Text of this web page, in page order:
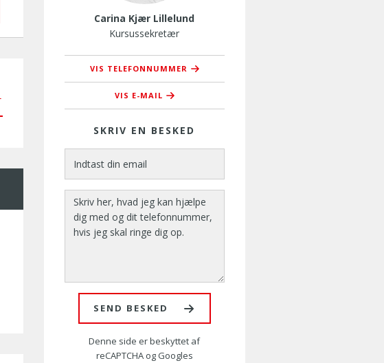
Carina Kjær Lillelund
Kursussekretær
VIS TELEFONNUMMER
76 37 37 44
VIS E-MAIL
ckl@amusyd.dk
SKRIV EN BESKED
SEND BESKED
Denne side er beskyttet af
reCAPTCHA og Googles